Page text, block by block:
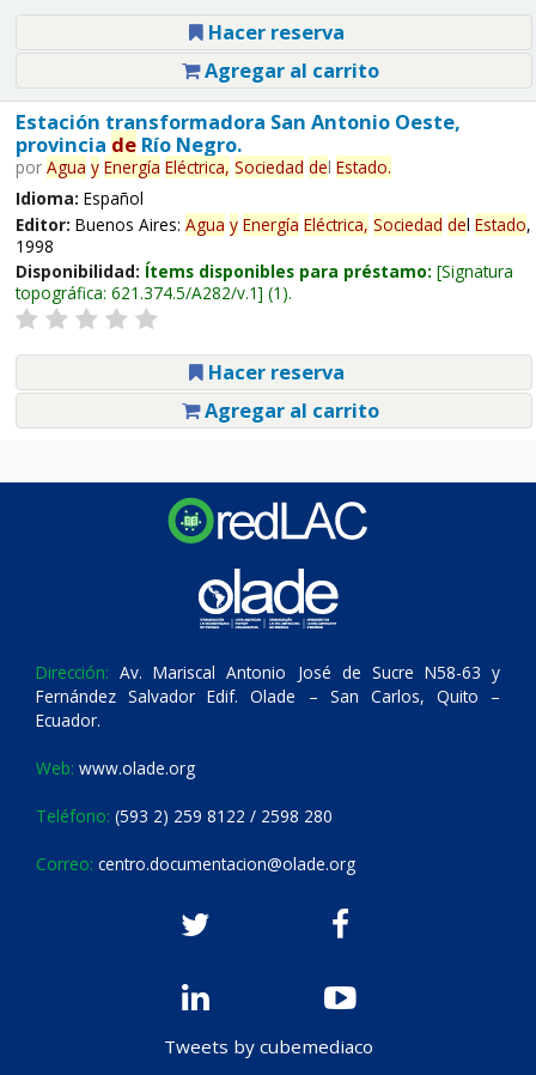
Hacer reserva
Agregar al carrito
Estación transformadora San Antonio Oeste,
provincia deRío Negro.
por Agua y Energía Eléctrica, Sociedad del Estado.
Idioma: Español
Editor: Buenos Aires: Agua y Energía Eléctrica, Sociedad del Estado,
1998
Disponibilidad: Ítems disponibles para préstamo: Signatura
topográfica: 621.374.5/A282/v.1 (1).
Hacer reserva
Agregar al carrito
Dirección: Av. Mariscal Antonio José de Sucre N58-63 y
Fernández Salvador Edif. Olade – San Carlos, Quito –
Ecuador.
Web: www.olade.org
Teléfono: (593 2) 259 8122 / 2598 280
Correo: centro.documentacion@olade.org
Tweets by cubemediaco